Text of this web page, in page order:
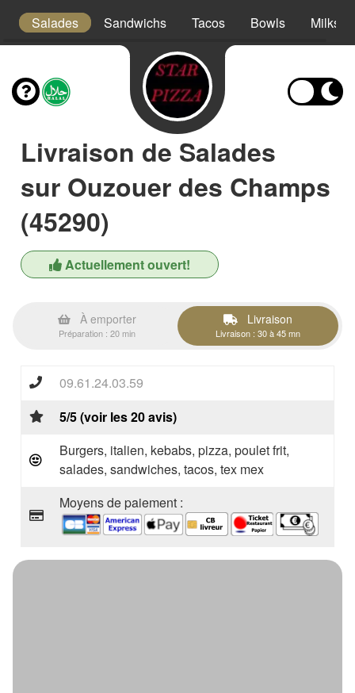
Salades Sandwichs Tacos Bowls
Livraison de Salades
sur Ouzouer des Champs
(45290)
Actuellement ouvert!
À emporter
Préparation : 20 min
Livraison
Livraison : 30 à 45 mn
09.61.24.03.59
5/5 (voir les 20 avis)
Burgers, italien, kebabs, pizza, poulet frit,
salades, sandwiches, tacos, tex mex
Moyens de paiement :